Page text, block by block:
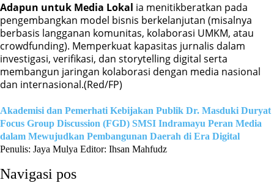
Adapun untuk Media Lokal ia menitikberatkan pada
pengembangkan model bisnis berkelanjutan (misalnya
berbasis langganan komunitas, kolaborasi UMKM, atau
crowdfunding). Memperkuat kapasitas jurnalis dalam
investigasi, verifikasi, dan storytelling digital serta
membangun jaringan kolaborasi dengan media nasional
dan internasional.(Red/FP)
Akademisi dan Pemerhati Kebijakan Publik Dr. Masduki Duryat
Focus Group Discussion (FGD) SMSI Indramayu Peran Media
dalam Mewujudkan Pembangunan Daerah di Era Digital
Penulis: Jaya Mulya Editor: Ihsan Mahfudz
Navigasi pos